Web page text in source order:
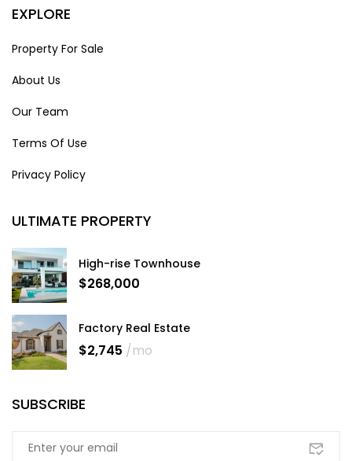
EXPLORE
Property For Sale
About Us
Our Team
Terms Of Use
Privacy Policy
ULTIMATE PROPERTY
High-rise Townhouse
$268,000
Factory Real Estate
$2,745 /mo
SUBSCRIBE